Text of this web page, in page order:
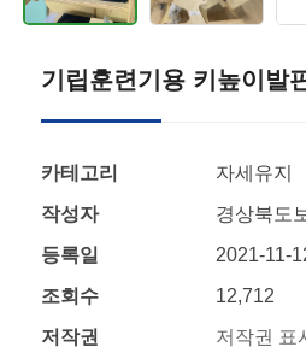
기립훈련기용 키높이발
카테고리
자세유지
작성자
경상북도
등록일
2021-11-
조회수
12,712
저작권
저작권 표